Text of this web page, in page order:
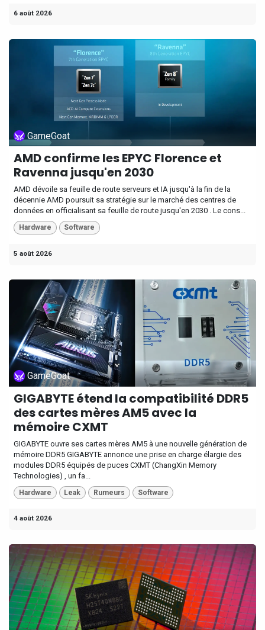
6 août 2026
GameGoat
AMD confirme les EPYC Florence et
Ravenna jusqu'en 2030
AMD dévoile sa feuille de route serveurs et IA jusqu'à la fin de la
décennie AMD poursuit sa stratégie sur le marché des centres de
données en officialisant sa feuille de route jusqu'en 2030 . Le cons...
Hardware Software
5 août 2026
GameGoat
GIGABYTE étend la compatibilité DDR5
des cartes mères AM5 avec la
mémoire CXMT
GIGABYTE ouvre ses cartes mères AM5 à une nouvelle génération de
mémoire DDR5 GIGABYTE annonce une prise en charge élargie des
modules DDR5 équipés de puces CXMT (ChangXin Memory
Technologies) , un fa...
Hardware Leak Rumeurs Software
4 août 2026